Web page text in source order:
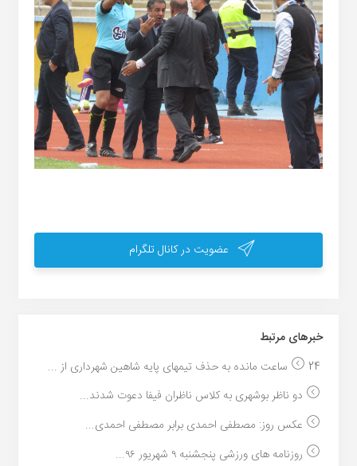
عضویت در کانال تلگرام
خبر‌های مرتبط
24 ساعت مانده به حذف تیمهای پایه شاهین شهرداری از ...
دو ناظر بوشهری به کلاس ناظران فیفا دعوت شدند...
عکس روز: مصطفی احمدی برابر مصطفی احمدی...
روزنامه های ورزشی پنجشنبه ۹ شهریور ۹۶...